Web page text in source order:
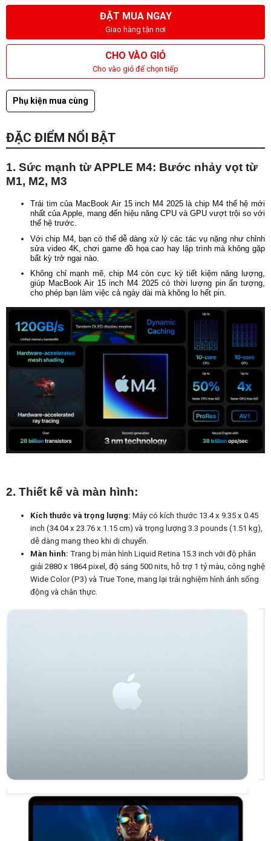
ĐẶT MUA NGAY
Giao hàng tận nơi
CHO VÀO GIỎ
Cho vào giỏ để chọn tiếp
Phụ kiện mua cùng
ĐẶC ĐIỂM NỔI BẬT
1. Sức mạnh từ APPLE M4: Bước nhảy vọt từ
M1, M2, M3
Trái tim của MacBook Air 15 inch M4 2025 là chip M4 thế hệ mới
nhất của Apple, mang đến hiệu năng CPU và GPU vượt trội so với
thế hệ trước.
Với chip M4, bạn có thể dễ dàng xử lý các tác vụ nặng như chỉnh
sửa video 4K, chơi game đồ họa cao hay lập trình mà không gặp
bất kỳ trở ngại nào.
Không chỉ mạnh mẽ, chip M4 còn cực kỳ tiết kiệm năng lượng,
giúp MacBook Air 15 inch M4 2025 có thời lượng pin ấn tượng,
cho phép bạn làm việc cả ngày dài mà không lo hết pin.
2. Thiết kế và màn hình:
Kích thước và trọng lượng: Máy có kích thước 13.4 x 9.35 x 0.45
inch (34.04 x 23.76 x 1.15 cm) và trọng lượng 3.3 pounds (1.51 kg),
dễ dàng mang theo khi di chuyển. ​
Màn hình: Trang bị màn hình Liquid Retina 15.3 inch với độ phân
giải 2880 x 1864 pixel, độ sáng 500 nits, hỗ trợ 1 tỷ màu, công nghệ
Wide Color (P3) và True Tone, mang lại trải nghiệm hình ảnh sống
động và chân thực. ​